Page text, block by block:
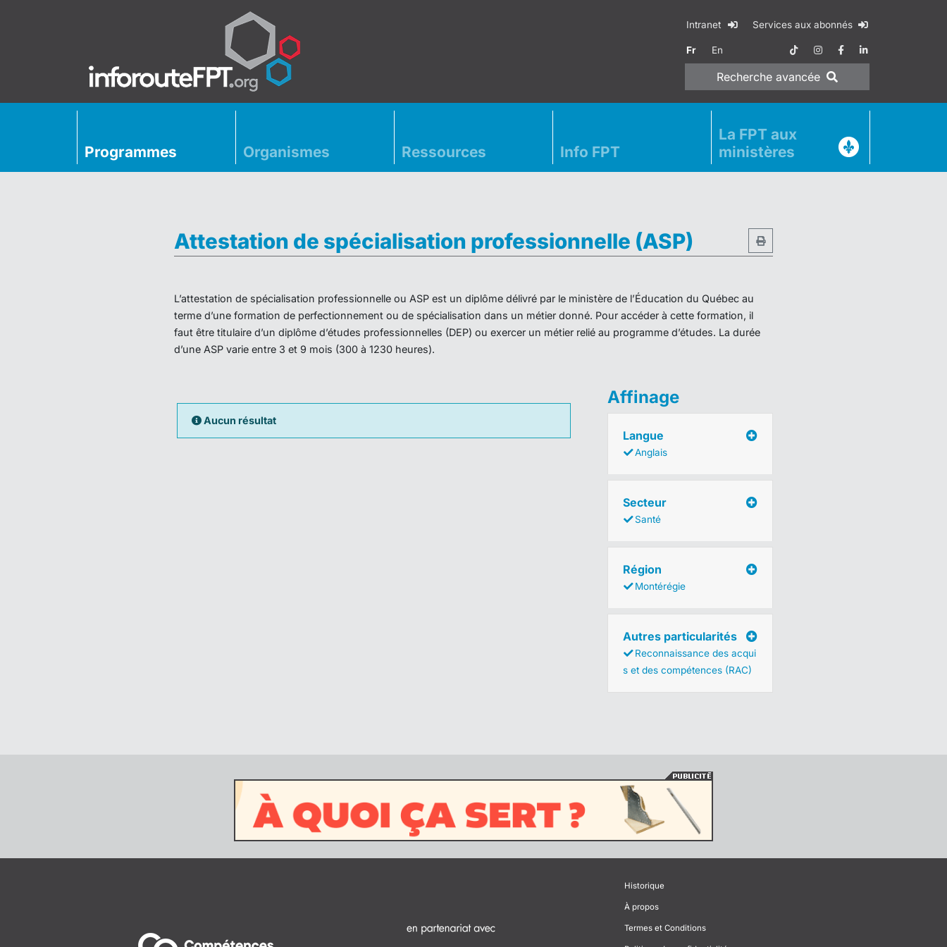
Intranet Services aux abonnés
Fr En
Recherche avancée
Programmes Organismes Ressources Info FPT
La FPT aux
ministères
Attestation de spécialisation professionnelle (ASP)
L’attestation de spécialisation professionnelle ou ASP est un diplôme délivré par le ministère de l’Éducation du Québec au
terme d’une formation de perfectionnement ou de spécialisation dans un métier donné. Pour accéder à cette formation, il
faut être titulaire d’un diplôme d’études professionnelles (DEP) ou exercer un métier relié au programme d’études. La durée
d’une ASP varie entre 3 et 9 mois (300 à 1230 heures).
Aucun résultat
Affinage
Langue
Anglais
Secteur
Santé
Région
Montérégie
Autres particularités
Reconnaissance des acqui
s et des compétences (RAC)
Historique
À propos
Termes et Conditions